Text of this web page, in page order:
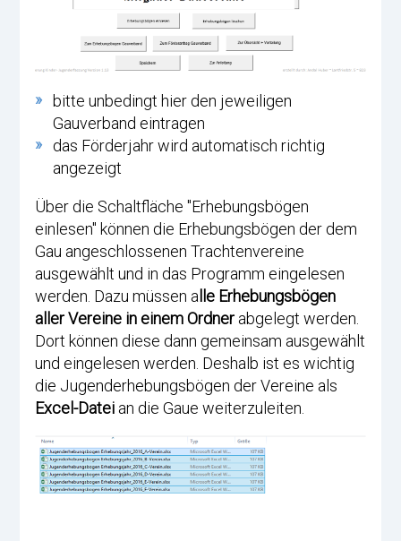
bitte unbedingt hier den jeweiligen
Gauverband eintragen
das Förderjahr wird automatisch richtig
angezeigt
Über die Schaltfläche "Erhebungsbögen
einlesen" können die Erhebungsbögen der dem
Gau angeschlossenen Trachtenvereine
ausgewählt und in das Programm eingelesen
werden. Dazu müssen alle Erhebungsbögen
aller Vereine in einem Ordner abgelegt werden.
Dort können diese dann gemeinsam ausgewählt
und eingelesen werden. Deshalb ist es wichtig
die Jugenderhebungsbögen der Vereine als
Excel-Datei an die Gaue weiterzuleiten.